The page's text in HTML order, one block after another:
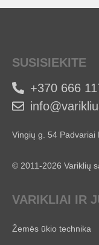
SUSISIEKITE
+370 666
Vingių g. 54 Padvariai
© 2011-2026 Variklių
VARIKLIAI IR
Žemės ūkio technika